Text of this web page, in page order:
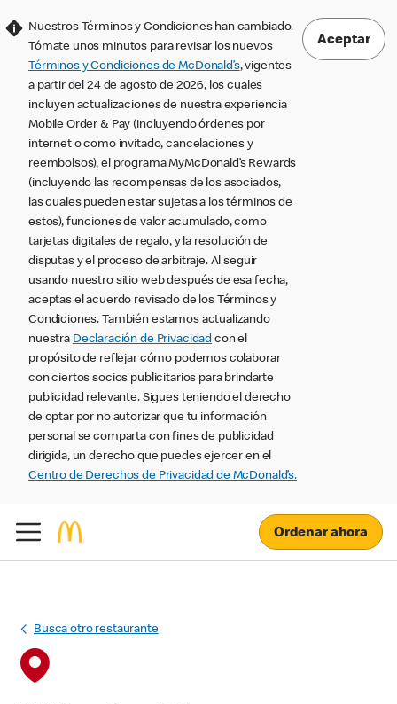
Nuestros Términos y Condiciones han cambiado.
Tómate unos minutos para revisar los nuevos
Términos y Condiciones de McDonald’s, vigentes
a partir del 24 de agosto de 2026, los cuales
incluyen actualizaciones de nuestra experiencia
Mobile Order & Pay (incluyendo órdenes por
internet o como invitado, cancelaciones y
reembolsos), el programa MyMcDonald’s Rewards
(incluyendo las recompensas de los asociados,
las cuales pueden estar sujetas a los términos de
estos), funciones de valor acumulado, como
tarjetas digitales de regalo, y la resolución de
disputas y el proceso de arbitraje. Al seguir
usando nuestro sitio web después de esa fecha,
aceptas el acuerdo revisado de los Términos y
Condiciones. También estamos actualizando
nuestra Declaración de Privacidad con el
propósito de reflejar cómo podemos colaborar
con ciertos socios publicitarios para brindarte
publicidad relevante. Sigues teniendo el derecho
de optar por no autorizar que tu información
personal se comparta con fines de publicidad
dirigida, un derecho que puedes ejercer en el
Centro de Derechos de Privacidad de McDonald’s.
Aceptar
Ordenar ahora
Busca otro restaurante